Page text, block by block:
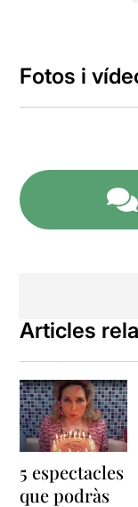
Fotos i
Articles
5 espectacles
que podràs